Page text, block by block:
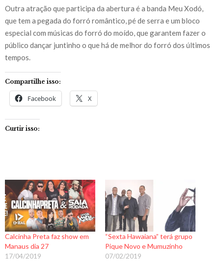
Outra atração que participa da abertura é a banda Meu Xodó,
que tem a pegada do forró romântico, pé de serra e um bloco
especial com músicas do forró do moído, que garantem fazer o
público dançar juntinho o que há de melhor do forró dos últimos
tempos.
Compartilhe isso:
Facebook X
Curtir isso:
Calcinha Preta faz show em
Manaus dia 27
17/04/2019
“Sexta Hawaiana” terá grupo
Pique Novo e Mumuzinho
07/02/2019